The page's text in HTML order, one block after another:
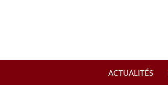
ACTUALITÉS